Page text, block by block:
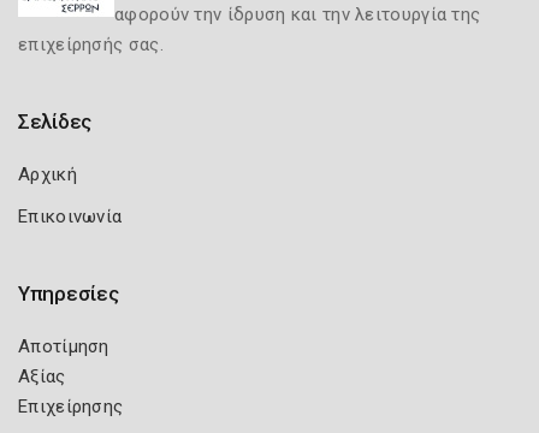
αφορούν την ίδρυση και την λειτουργία της
επιχείρησής σας.
Σελίδες
Αρχική
Επικοινωνία
Υπηρεσίες
Αποτίμηση
Αξίας
Επιχείρησης